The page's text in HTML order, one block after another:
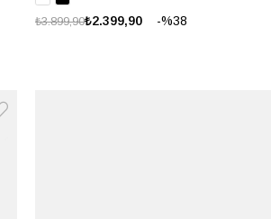
%38
₺2.399,90
₺3.899,90